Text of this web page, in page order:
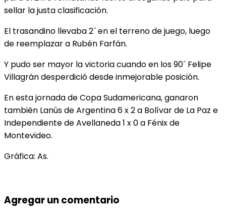
sellar la justa clasificación.
El trasandino llevaba 2´ en el terreno de juego, luego
de reemplazar a Rubén Farfán.
Y pudo ser mayor la victoria cuando en los 90´ Felipe
Villagrán desperdició desde inmejorable posición.
En esta jornada de Copa Sudamericana, ganaron
también Lanús de Argentina 6 x 2 a Bolívar de La Paz e
Independiente de Avellaneda 1 x 0 a Fénix de
Montevideo.
Gráfica: As.
Agregar un comentario